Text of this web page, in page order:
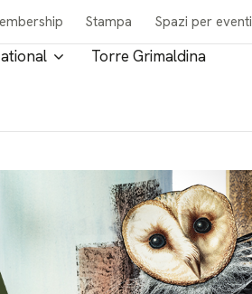
Stampa Spazi per eventi
Torre Grimaldina